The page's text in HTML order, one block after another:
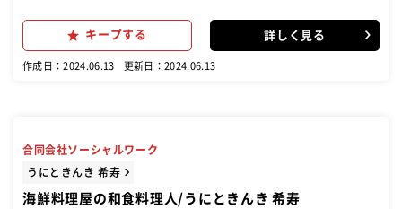
修プログラム「花咲学校」では、入社後1年間は月2回程度、座学や調
理、にぎりの練習などを実施。 忙しい店舗ではなかなか聞きづらいこ
人がめざせる環境があることが当社の大きな特長です
キープする 詳しく見る
作成日：2024.06.13 更新日：2024.06.13
合同会社ソーシャルワーク
うにときんき 希寿
海鮮料理屋の和食料理人/うにときんき 希寿